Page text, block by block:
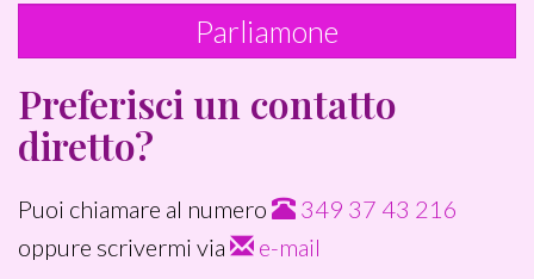
Preferisci un contatto
diretto?
Puoi chiamare al numero
349 37 43 216
oppure scrivermi via
e-mail